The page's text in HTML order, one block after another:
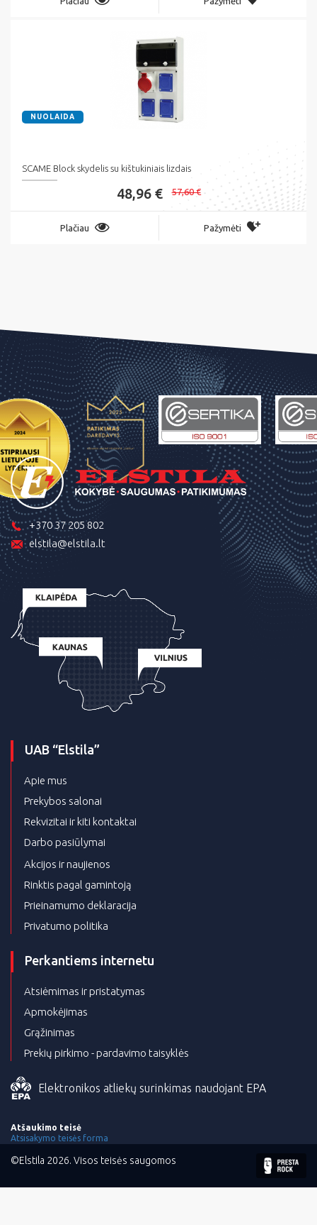
NUOLAIDA
SCAME Block skydelis su kištukiniais lizdais
48,96 € 57,60 €
Plačiau Pažymėti
+370 37 205 802
elstila@elstila.lt
UAB “Elstila”
Apie mus
Prekybos salonai
Rekvizitai ir kiti kontaktai
Darbo pasiūlymai
Akcijos ir naujienos
Rinktis pagal gamintoją
Prieinamumo deklaracija
Privatumo politika
Perkantiems internetu
Atsiėmimas ir pristatymas
Apmokėjimas
Grąžinimas
Prekių pirkimo - pardavimo taisyklės
Elektronikos atliekų surinkimas naudojant EPA
Atšaukimo teisė
Atsisakymo teisės forma
©Elstila 2026. Visos teisės saugomos